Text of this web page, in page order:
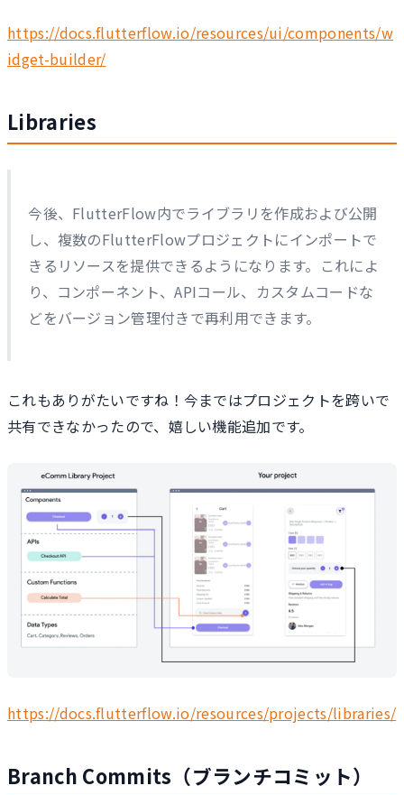
https://docs.flutterflow.io/resources/ui/components/w
idget-builder/
Libraries
今後、FlutterFlow内でライブラリを作成および公開
し、複数のFlutterFlowプロジェクトにインポートで
きるリソースを提供できるようになります。これによ
り、コンポーネント、APIコール、カスタムコードな
どをバージョン管理付きで再利用できます。
これもありがたいですね！今まではプロジェクトを跨いで
共有できなかったので、嬉しい機能追加です。
https://docs.flutterflow.io/resources/projects/libraries/
Branch Commits（ブランチコミット）